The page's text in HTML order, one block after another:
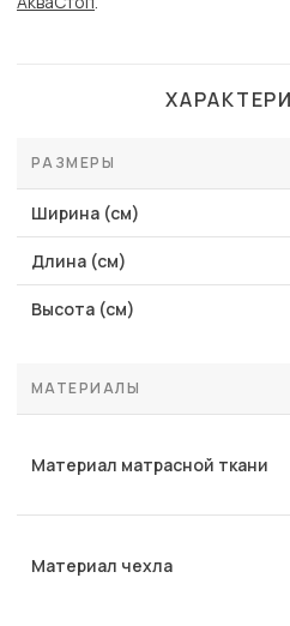
РАЗМЕРЫ
Ширина (см)
Длина (см)
Высота (см)
МАТЕРИАЛЫ
Материал матрасной ткани
Материал чехла